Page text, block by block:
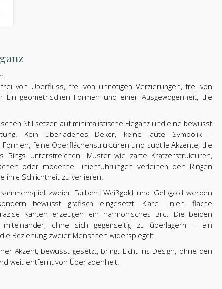
von Überfluss, frei von unnötigen Verzierungen, frei von
geometrischen Formen und einer Ausgewogenheit, die
Stil setzen auf minimalistische Eleganz und eine bewusst
Kein überladenes Dekor, keine laute Symbolik –
feine Oberflächenstrukturen und subtile Akzente, die
Rings unterstreichen. Muster wie zarte Kratzerstrukturen,
oder moderne Linienführungen verleihen den Ringen
ihre Schlichtheit zu verlieren.
zweier Farben: Weißgold und Gelbgold werden
bewusst grafisch eingesetzt. Klare Linien, flache
Kanten erzeugen ein harmonisches Bild. Die beiden
miteinander, ohne sich gegenseitig zu überlagern – ein
Beziehung zweier Menschen widerspiegelt.
Akzent, bewusst gesetzt, bringt Licht ins Design, ohne den
weit entfernt von Überladenheit.